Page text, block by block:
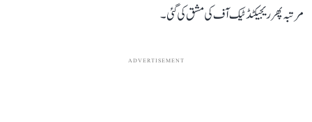
مرتبہ پھر ریجیکٹڈ ٹیک آف کی مشق کی گئی۔
ADVERTISEMENT